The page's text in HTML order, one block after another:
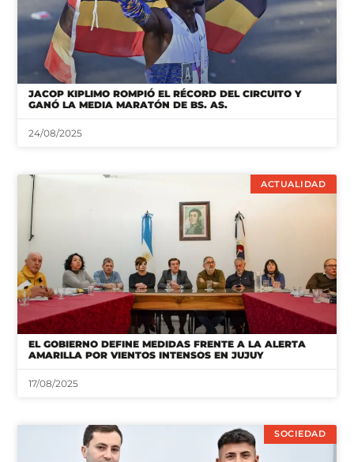
JACOP KIPLIMO ROMPIÓ EL RÉCORD DEL CIRCUITO Y
GANÓ LA MEDIA MARATÓN DE BS. AS.
24/08/2025
ACTUALIDAD
EL GOBIERNO DEFINE MEDIDAS FRENTE A LA ALERTA
AMARILLA POR VIENTOS INTENSOS EN JUJUY
17/08/2025
SOCIEDAD